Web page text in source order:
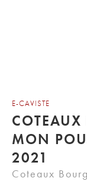
E-CAVISTE
MON
2021
Coteaux